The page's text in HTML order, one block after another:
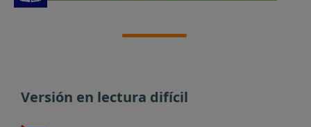
Versión en lectura difícil